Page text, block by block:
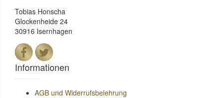
Tobias Honscha
Glockenheide 24
30916 Isernhagen
Informationen
AGB und Widerrufsbelehrung